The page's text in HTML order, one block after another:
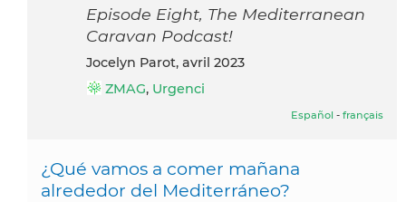
Episode Eight, The Mediterranean
Caravan Podcast!
Jocelyn Parot, avril 2023
ZMAG, Urgenci
Español - français
¿Qué vamos a comer mañana
alrededor del Mediterráneo?